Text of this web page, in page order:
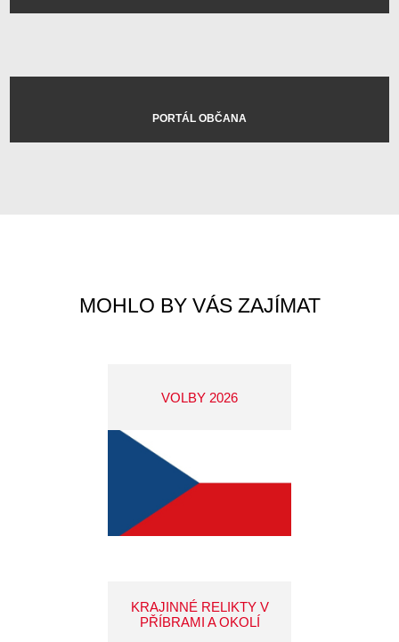
PORTÁL OBČANA
MOHLO BY VÁS ZAJÍMAT
VOLBY 2026
KRAJINNÉ RELIKTY V
PŘÍBRAMI A OKOLÍ